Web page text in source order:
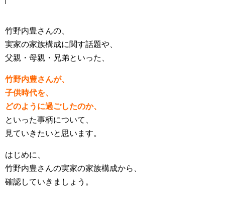
竹野内豊さんの、
実家の家族構成に関す話題や、
父親・母親・兄弟といった、
竹野内豊さんが、
子供時代を、
どのように過ごしたのか、
といった事柄について、
見ていきたいと思います。
はじめに、
竹野内豊さんの実家の家族構成から、
確認していきましょう。